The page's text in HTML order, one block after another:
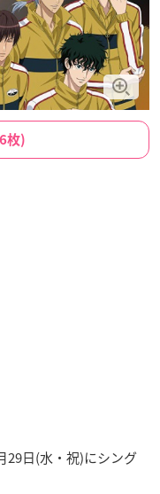
枚)
29日(水・祝)にシング